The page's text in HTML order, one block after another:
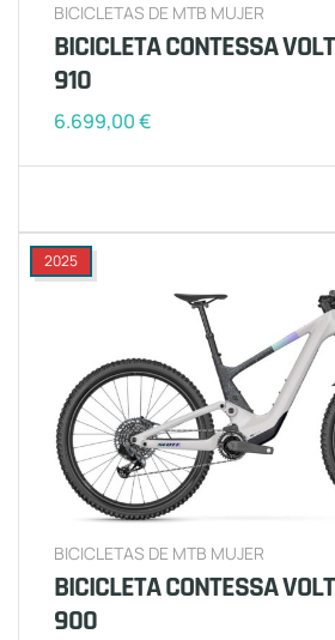
BICICLETAS DE MTB MUJER
BICICLETA CONTESSA
910
6.699,00€
2025
BICICLETAS DE MTB MUJER
BICICLETA CONTESSA
900